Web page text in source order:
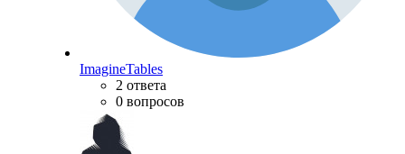
ImagineTables
2 ответа
0 вопросов